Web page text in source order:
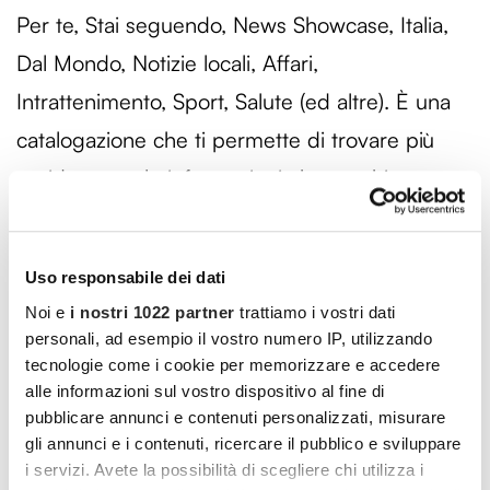
Uso responsabile dei dati
Noi e i nostri 1022 partner trattiamo i vostri dati
personali, ad esempio il vostro numero IP, utilizzando
tecnologie come i cookie per memorizzare e accedere
alle informazioni sul vostro dispositivo al fine di
pubblicare annunci e contenuti personalizzati, misurare
gli annunci e i contenuti, ricercare il pubblico e sviluppare
i servizi. Avete la possibilità di scegliere chi utilizza i
Per te, Stai seguendo, News Showcase, Italia,
Dal Mondo, Notizie locali, Affari,
Intrattenimento, Sport, Salute (ed altre). È una
catalogazione che ti permette di trovare più
rapidamente le informazioni che cerchi.
Nota: le notizie incluse nei riquadriShowcase
sono gestite dagli editori. Potresti trovare
queste notizie anche nella sezionePer te
questa sezione puoi dare priorità alle notizie
provenienti dagli editori che preferisci, basta
selezionare la stellinaSegui.